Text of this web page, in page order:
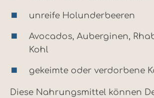
unreife Holunderbeeren
Avocados, Auberginen,
Kohl
gekeimte oder verdorbene
Diese Nahrungsmittel können